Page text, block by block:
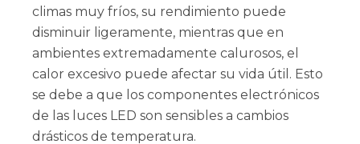
climas muy fríos, su rendimiento puede
disminuir ligeramente, mientras que en
ambientes extremadamente calurosos, el
calor excesivo puede afectar su vida útil. Esto
se debe a que los componentes electrónicos
de las luces LED son sensibles a cambios
drásticos de temperatura.